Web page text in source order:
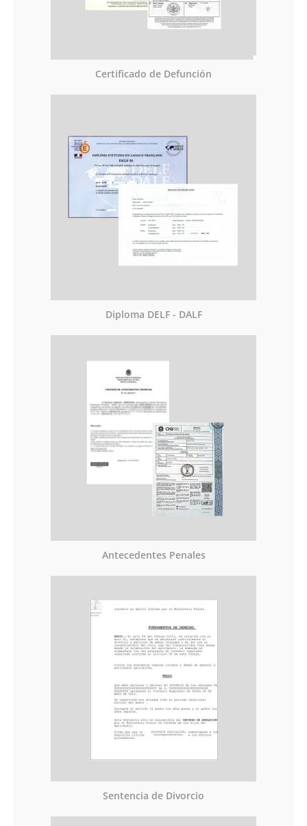
Certificado de Defunción
Diploma DELF - DALF
Antecedentes Penales
Sentencia de Divorcio